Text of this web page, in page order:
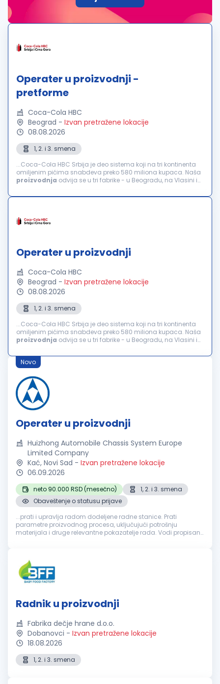
Operater u proizvodnji -
pretforme
Coca-Cola HBC
Beograd - Izvan pretražene lokacije
08.08.2026
1, 2. i 3. smena
...Coca-Cola HBC Srbija je deo sistema koji na tri kontinenta
omiljenim pićima snabdeva preko 580 miliona kupaca. Naša
proizvodnja odvija se u tri fabrike - u Beogradu, na Vlasini i
stabilno...
Operater u proizvodnji
Coca-Cola HBC
Beograd - Izvan pretražene lokacije
08.08.2026
1, 2. i 3. smena
...Coca-Cola HBC Srbija je deo sistema koji na tri kontinenta
omiljenim pićima snabdeva preko 580 miliona kupaca. Naša
proizvodnja odvija se u tri fabrike - u Beogradu, na Vlasini i
stabilno...
Novo
Operater u proizvodnji
Huizhong Automobile Chassis System Europe
Limited Company
Kać, Novi Sad - Izvan pretražene lokacije
06.09.2026
neto 90.000 RSD (mesečno)
1, 2. i 3. smena
Obaveštenje o statusu prijave
...prati i upravlja radom dodeljene radne stanice. Prati
parametre proizvodnog procesa, uključujući potrošnju
materijala i druge relevantne pokazatelje rada. Vodi propisanu
Radnik u proizvodnji
Fabrika dečje hrane d.o.o.
Dobanovci - Izvan pretražene lokacije
18.08.2026
1, 2. i 3. smena